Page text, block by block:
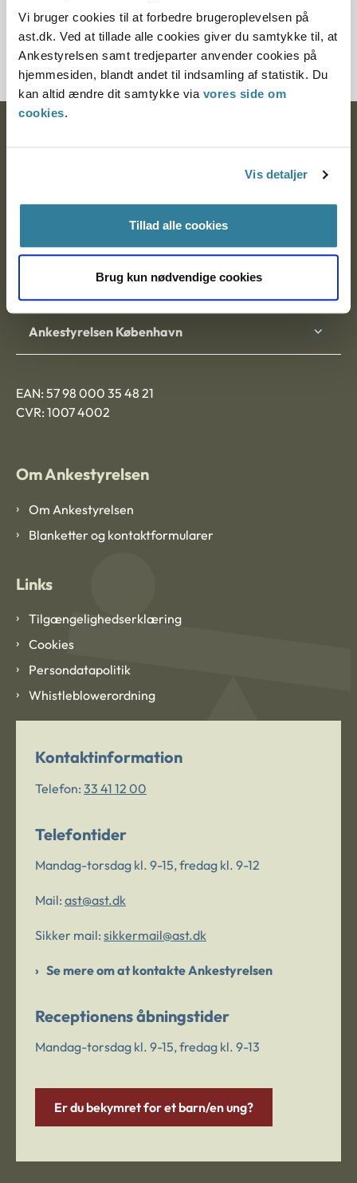
Vi bruger cookies til at forbedre brugeroplevelsen på
ast.dk. Ved at tillade alle cookies giver du samtykke til, at
Ankestyrelsen samt tredjeparter anvender cookies på
hjemmesiden, blandt andet til indsamling af statistik. Du
kan altid ændre dit samtykke via vores side om
cookies.
Vis detaljer
Tillad alle cookies
Brug kun nødvendige cookies
Journalnummer
3500399-06
Nytorv 7, 2. sal
Ankestyrelsen Aalborg
Ankestyrelsen København
EAN: 57 98 000 35 48 21
CVR: 1007 4002
Om Ankestyrelsen
Om Ankestyrelsen
Blanketter og kontaktformularer
Links
Tilgængelighedserklæring
Cookies
Persondatapolitik
Whistleblowerordning
Kontaktinformation
Telefon: 33 41 12 00
Telefontider
Mandag-torsdag kl. 9-15, fredag kl. 9-12
Mail: ast@ast.dk
Sikker mail: sikkermail@ast.dk
Se mere om at kontakte Ankestyrelsen
Receptionens åbningstider
Mandag-torsdag kl. 9-15, fredag kl. 9-13
Er du bekymret for et barn/en ung?